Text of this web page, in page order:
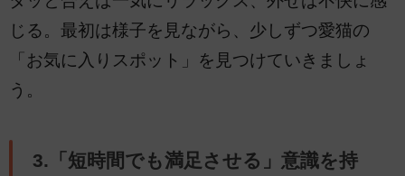
じる。最初は様子を見ながら、少しずつ愛猫の
「お気に入りスポット」を見つけていきましょ
う。
3.「短時間でも満足させる」意識を持